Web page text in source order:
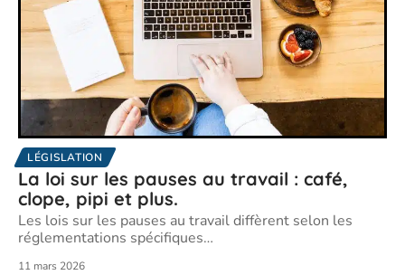
LÉGISLATION
La loi sur les pauses au travail : café,
clope, pipi et plus.
Les lois sur les pauses au travail diffèrent selon les
réglementations spécifiques…
11 mars 2026